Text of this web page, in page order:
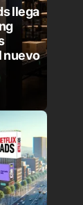
llega
nuevo